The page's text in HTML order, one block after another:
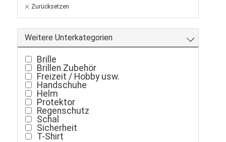
Zurücksetzen
Weitere Unterkategorien
Brille
Brillen Zubehör
Freizeit / Hobby usw.
Handschuhe
Helm
Protektor
Regenschutz
Schal
Sicherheit
T-Shirt